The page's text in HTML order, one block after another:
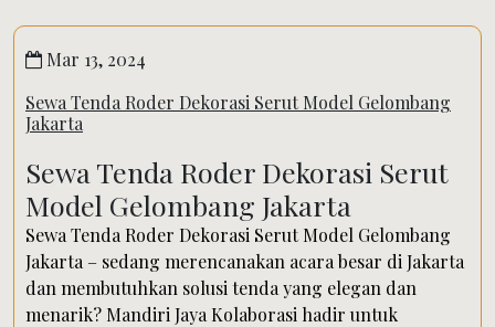
Mar 13, 2024
Sewa Tenda Roder Dekorasi Serut Model Gelombang
Jakarta
Sewa Tenda Roder Dekorasi Serut
Model Gelombang Jakarta
Sewa Tenda Roder Dekorasi Serut Model Gelombang
Jakarta – sedang merencanakan acara besar di Jakarta
dan membutuhkan solusi tenda yang elegan dan
menarik? Mandiri Jaya Kolaborasi hadir untuk